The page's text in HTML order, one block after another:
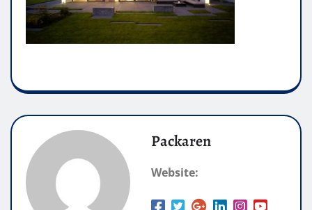
Packaren
Website: